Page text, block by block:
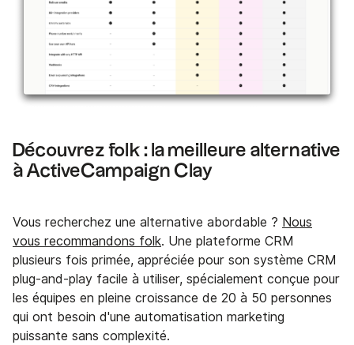
Découvrez folk : la meilleure alternative
à ActiveCampaign Clay
Vous recherchez une alternative abordable ? Nous
vous recommandons folk. Une plateforme CRM
plusieurs fois primée, appréciée pour son système CRM
plug-and-play facile à utiliser, spécialement conçue pour
les équipes en pleine croissance de 20 à 50 personnes
qui ont besoin d'une automatisation marketing
puissante sans complexité.